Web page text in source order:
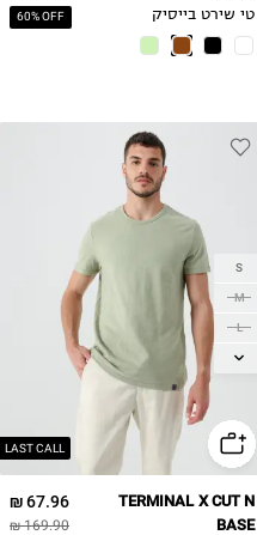
60% OFF טי שירט בייסיק
LAST CALL
S
M
L
XL
67.96 ₪
169.90 ₪
TERMINAL X CUT N
BASE